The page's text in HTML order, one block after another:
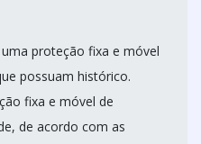
proteção fixa e móvel
possuam histórico.
fixa e móvel de
de acordo com as